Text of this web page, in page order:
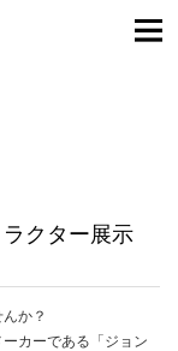
クター展示
か？
カーである「ジョン